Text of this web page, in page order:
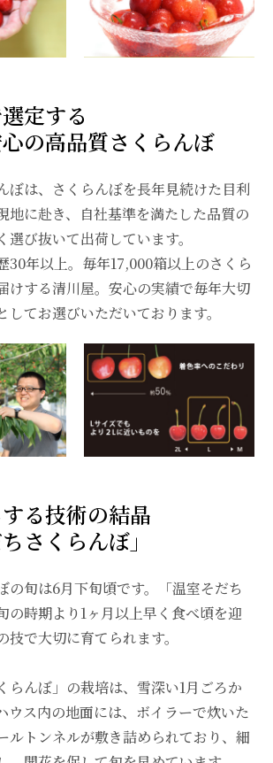
定する
の高品質さくらんぼ
ぼは、さくらんぼを長年見続けた目利
地に赴き、自社基準を満たした品質の
選び抜いて出荷しています。
30年以上。毎年17,000箱以上のさくら
けする清川屋。安心の実績で毎年大切
してお選びいただいております。
る技術の結晶
さくらんぼ」
の旬は6月下旬頃です。「温室そだち
の時期より1ヶ月以上早く食べ頃を迎
技で大切に育てられます。
らんぼ」の栽培は、雪深い1月ごろか
ウス内の地面には、ボイラーで炊いた
ルトンネルが敷き詰められており、細